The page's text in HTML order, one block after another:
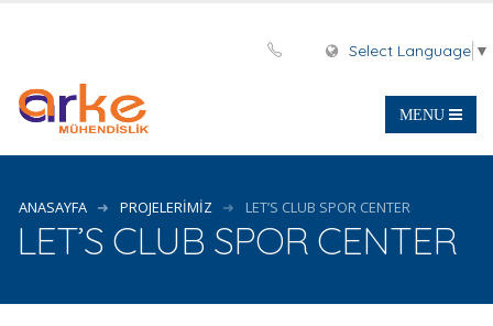
Select Language ▼
ANASAYFA PROJELERIMIZ LET’S CLUB SPOR CENTER
LET’S CLUB SPOR CENTER